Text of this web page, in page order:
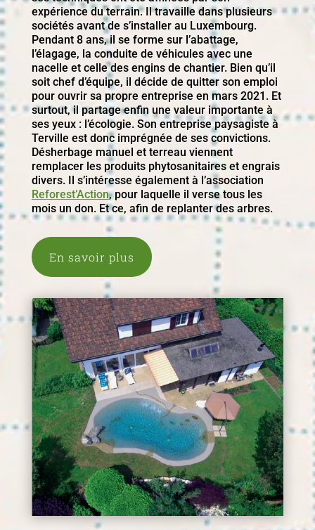
expérience du terrain. Il travaille dans plusieurs
sociétés avant de s’installer au Luxembourg.
Pendant 8 ans, il se forme sur l’abattage,
l’élagage, la conduite de véhicules avec une
nacelle et celle des engins de chantier. Bien qu’il
soit chef d’équipe, il décide de quitter son emploi
pour ouvrir sa propre entreprise en mars 2021. Et
surtout, il partage enfin une valeur importante à
ses yeux : l’écologie. Son entreprise paysagiste à
Terville est donc imprégnée de ses convictions.
Désherbage manuel et terreau viennent
remplacer les produits phytosanitaires et engrais
divers. Il s’intéresse également à l’association
Reforest’Action, pour laquelle il verse tous les
mois un don. Et ce, afin de replanter des arbres.
En savoir plus